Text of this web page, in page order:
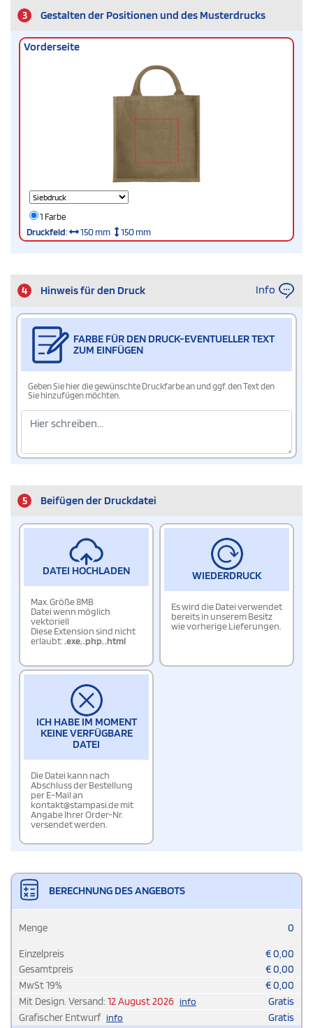
3 Gestalten der Positionen und des Musterdrucks
Vorderseite
1 Farbe
Druckfeld: 150 mm 150 mm
4 Hinweis für den Druck Info
FARBE FÜR DEN DRUCK-EVENTUELLER TEXT
ZUM EINFÜGEN
Geben Sie hier die gewünschte Druckfarbe an und ggf. den Text den
Sie hinzufügen möchten.
5 Beifügen der Druckdatei
DATEI HOCHLADEN
Max. Größe 8MB
Datei wenn möglich
vektoriell
Diese Extension sind nicht
erlaubt:.exe,.php,.html
WIEDERDRUCK
Es wird die Datei verwendet
bereits in unserem Besitz
wie vorherige Lieferungen.
ICH HABE IM MOMENT
KEINE VERFÜGBARE
DATEI
Die Datei kann nach
Abschluss der Bestellung
per E-Mail an
kontakt@stampasi.de mit
Angabe Ihrer Order-Nr.
versendet werden.
BERECHNUNG DES ANGEBOTS
Menge 0
Einzelpreis €0,00
Gesamtpreis
€0,00
MwSt19% €0,00
Mit Design. Versand: 12 August 2026 info
Gratis
Grafischer Entwurf info Gratis